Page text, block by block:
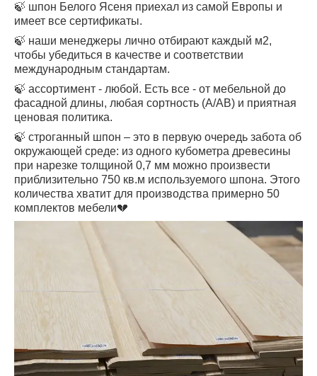
🍃 шпон Белого Ясеня приехал из самой Европы и
имеет все сертификаты.
🍃 наши менеджеры лично отбирают каждый м2,
чтобы убедиться в качестве и соответствии
международным стандартам.
🍃 ассортимент - любой. Есть все - от мебельной до
фасадной длины, любая сортность (А/АВ) и приятная
ценовая политика.
🍃 строганный шпон ‒ это в первую очередь забота об
окружающей среде: из одного кубометра древесины
при нарезке толщиной 0,7 мм можно произвести
приблизительно 750 кв.м используемого шпона. Этого
количества хватит для производства примерно 50
комплектов мебели💔